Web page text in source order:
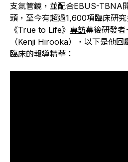
支氣管鏡，並配合EBUS-TBNA
頭，至今有超過1,600項臨床研究
《True to Life》 專訪幕後研發者
（Kenji Hirooka），以下是他
臨床的報導精華：